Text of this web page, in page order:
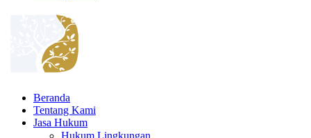
Beranda
Tentang Kami
Jasa Hukum
Hukum Lingkungan